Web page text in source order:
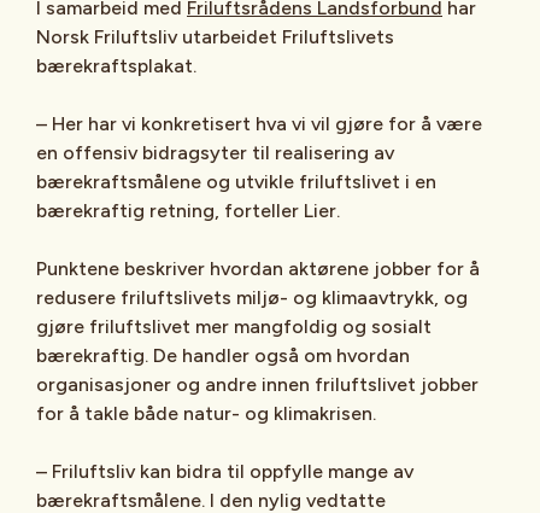
I samarbeid med Friluftsrådens Landsforbund har
Norsk Friluftsliv utarbeidet Friluftslivets
bærekraftsplakat.
– Her har vi konkretisert hva vi vil gjøre for å være
en offensiv bidragsyter til realisering av
bærekraftsmålene og utvikle friluftslivet i en
bærekraftig retning, forteller Lier.
Punktene beskriver hvordan aktørene jobber for å
redusere friluftslivets miljø- og klimaavtrykk, og
gjøre friluftslivet mer mangfoldig og sosialt
bærekraftig. De handler også om hvordan
organisasjoner og andre innen friluftslivet jobber
for å takle både natur- og klimakrisen.
– Friluftsliv kan bidra til oppfylle mange av
bærekraftsmålene. I den nylig vedtatte